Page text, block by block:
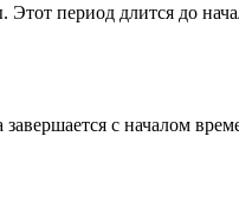
период длится до
с началом